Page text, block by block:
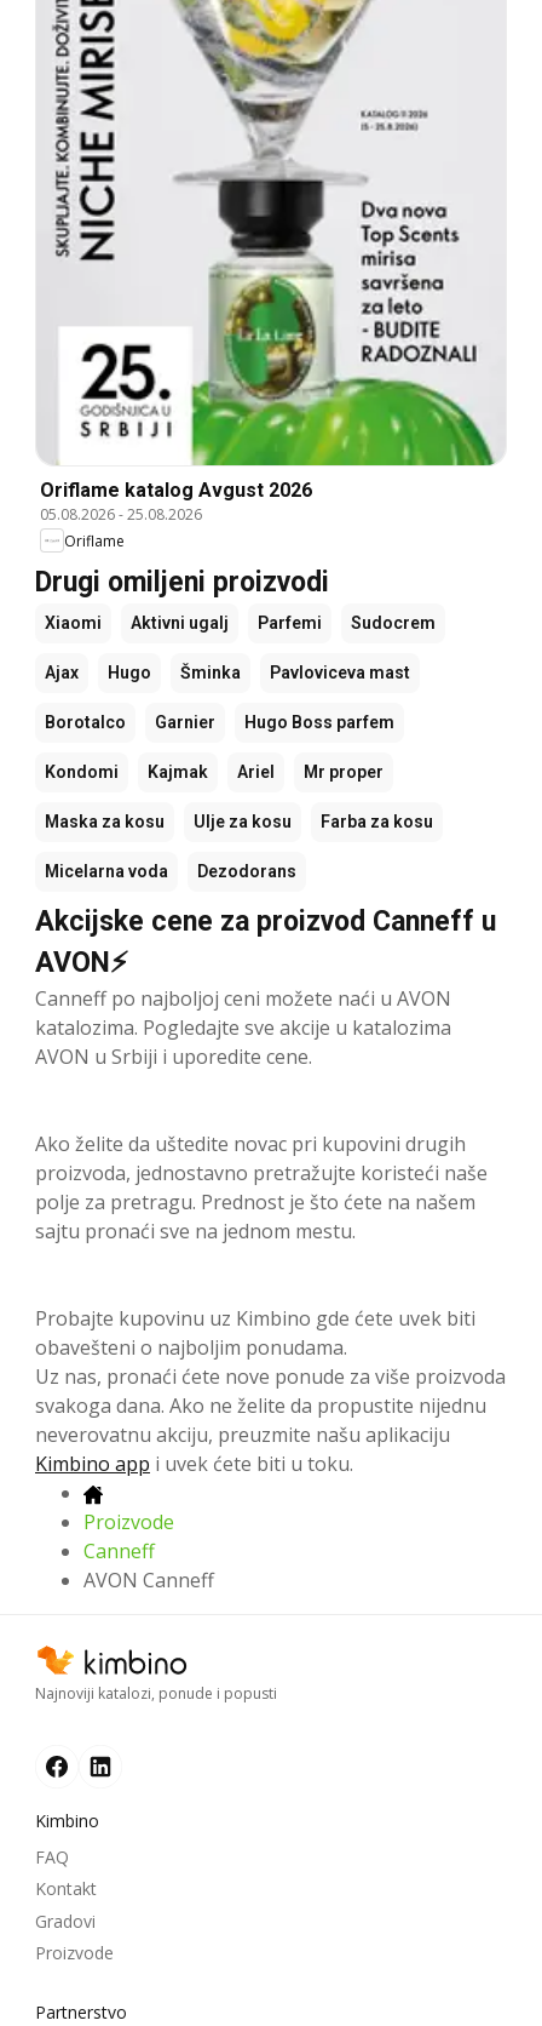
Oriflame katalog Avgust 2026
05.08.2026-25.08.2026
Oriflame
Drugi omiljeni proizvodi
Xiaomi Aktivni ugalj Parfemi Sudocrem
Ajax Hugo Šminka Pavloviceva mast
Borotalco Garnier Hugo Boss parfem
Kondomi Kajmak Ariel Mr proper
Maska za kosu Ulje za kosu Farba za kosu
Micelarna voda Dezodorans
Akcijske cene za proizvod Canneff u
AVON⚡
Canneff po najboljoj ceni možete naći u AVON
katalozima. Pogledajte sve akcije u katalozima
AVON u Srbiji i uporedite cene.
Ako želite da uštedite novac pri kupovini drugih
proizvoda, jednostavno pretražujte koristeći naše
polje za pretragu. Prednost je što ćete na našem
sajtu pronaći sve na jednom mestu.
Probajte kupovinu uz Kimbino gde ćete uvek biti
obavešteni o najboljim ponudama.
Uz nas, pronaći ćete nove ponude za više proizvoda
svakoga dana. Ako ne želite da propustite nijednu
neverovatnu akciju, preuzmite našu aplikaciju
Kimbino app i uvek ćete biti u toku.
Proizvode
Canneff
AVON Canneff
Najnoviji katalozi, ponude i popusti
Kimbino
FAQ
Kontakt
Gradovi
Proizvode
Partnerstvo